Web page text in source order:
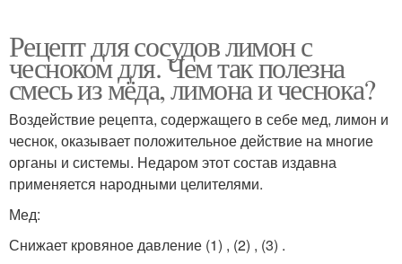
Рецепт для сосудов лимон с
чесноком для. Чем так полезна
смесь из мёда, лимона и чеснока?
Воздействие рецепта, содержащего в себе мед, лимон и
чеснок, оказывает положительное действие на многие
органы и системы. Недаром этот состав издавна
применяется народными целителями.
Мед:
Снижает кровяное давление (1) , (2) , (3) .